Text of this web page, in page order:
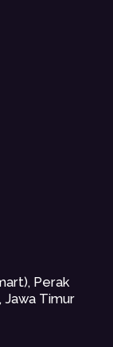
Perak
Jawa Timur